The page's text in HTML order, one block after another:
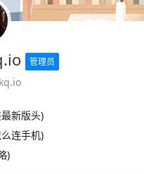
管理员
新版头)
连手机)
)